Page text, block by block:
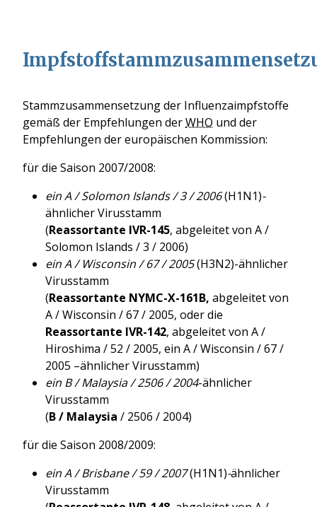
Stammzusammensetzung der Influenzaimpfstoffe
gemäß der Empfehlungen derWHO und der
Empfehlungen dereuropäischen Kommission:
für die Saison 2007/2008:
ein A / Solomon Islands / 3 / 2006(H1N1)-
ähnlicher Virusstamm
(Reassortante IVR-145, abgeleitet von A /
Solomon Islands / 3 / 2006)
ein A / Wisconsin / 67 / 2005(H3N2)-ähnlicher
Virusstamm
(Reassortante NYMC-X-161B, abgeleitet von
A / Wisconsin / 67 / 2005, oder die
Reassortante IVR-142, abgeleitet von A /
Hiroshima / 52 / 2005, ein A / Wisconsin / 67 /
2005 –ähnlicher Virusstamm)
ein B / Malaysia / 2506 / 2004-ähnlicher
Virusstamm
(B / Malaysia / 2506 / 2004)
für die Saison 2008/2009:
ein A / Brisbane / 59 / 2007(H1N1)-ähnlicher
Virusstamm